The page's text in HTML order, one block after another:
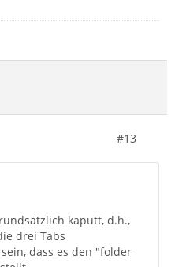
#13
kaputt, d.h.,
drei Tabs
dass es den "folder